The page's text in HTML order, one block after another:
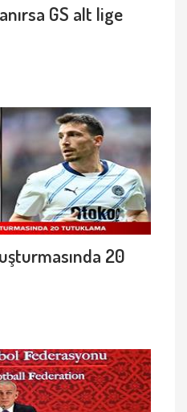
GS alt lige
20